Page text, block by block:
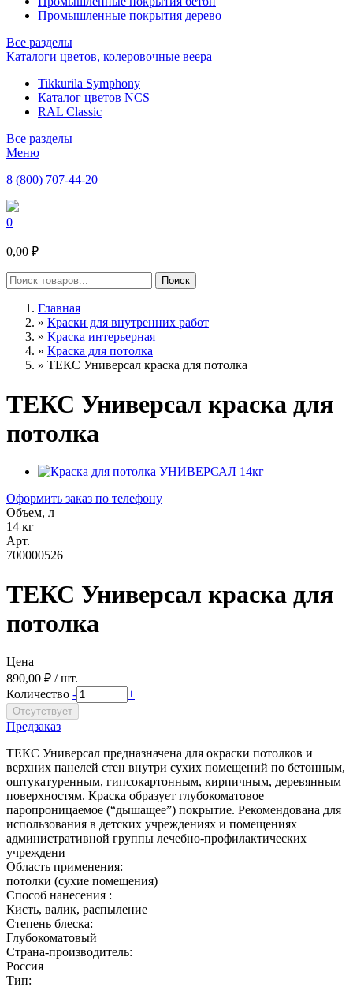
Промышленные покрытия дерево
Все разделы
Каталоги цветов, колеровочные веера
Tikkurila Symphony
Каталог цветов NCS
RAL Classic
Все разделы
Меню
8 (800) 707-44-20
0
0,00 ₽
Главная
» Краски для внутренних работ
» Краска интерьерная
» Краска для потолка
» ТЕКС Универсал краска для потолка
ТЕКС Универсал краска для
потолка
Оформить заказ по телефону
Объем, л
14 кг
Арт.
700000526
ТЕКС Универсал краска для
потолка
Цена
890,00 ₽ / шт.
Количество - +
Предзаказ
ТЕКС Универсал предназначена для окраски потолков и
верхних панелей стен внутри сухих помещений по бетонным,
оштукатуренным, гипсокартонным, кирпичным, деревянным
поверхностям. Краска образует глубокоматовое
паропроницаемое (“дышащее”) покрытие. Рекомендована для
использования в детских учреждениях и помещениях
административной группы лечебно-профилактических
учреждени
Область применения:
потолки (сухие помещения)
Способ нанесения :
Кисть, валик, распыление
Степень блеска:
Глубокоматовый
Страна-производитель:
Россия
Тип: